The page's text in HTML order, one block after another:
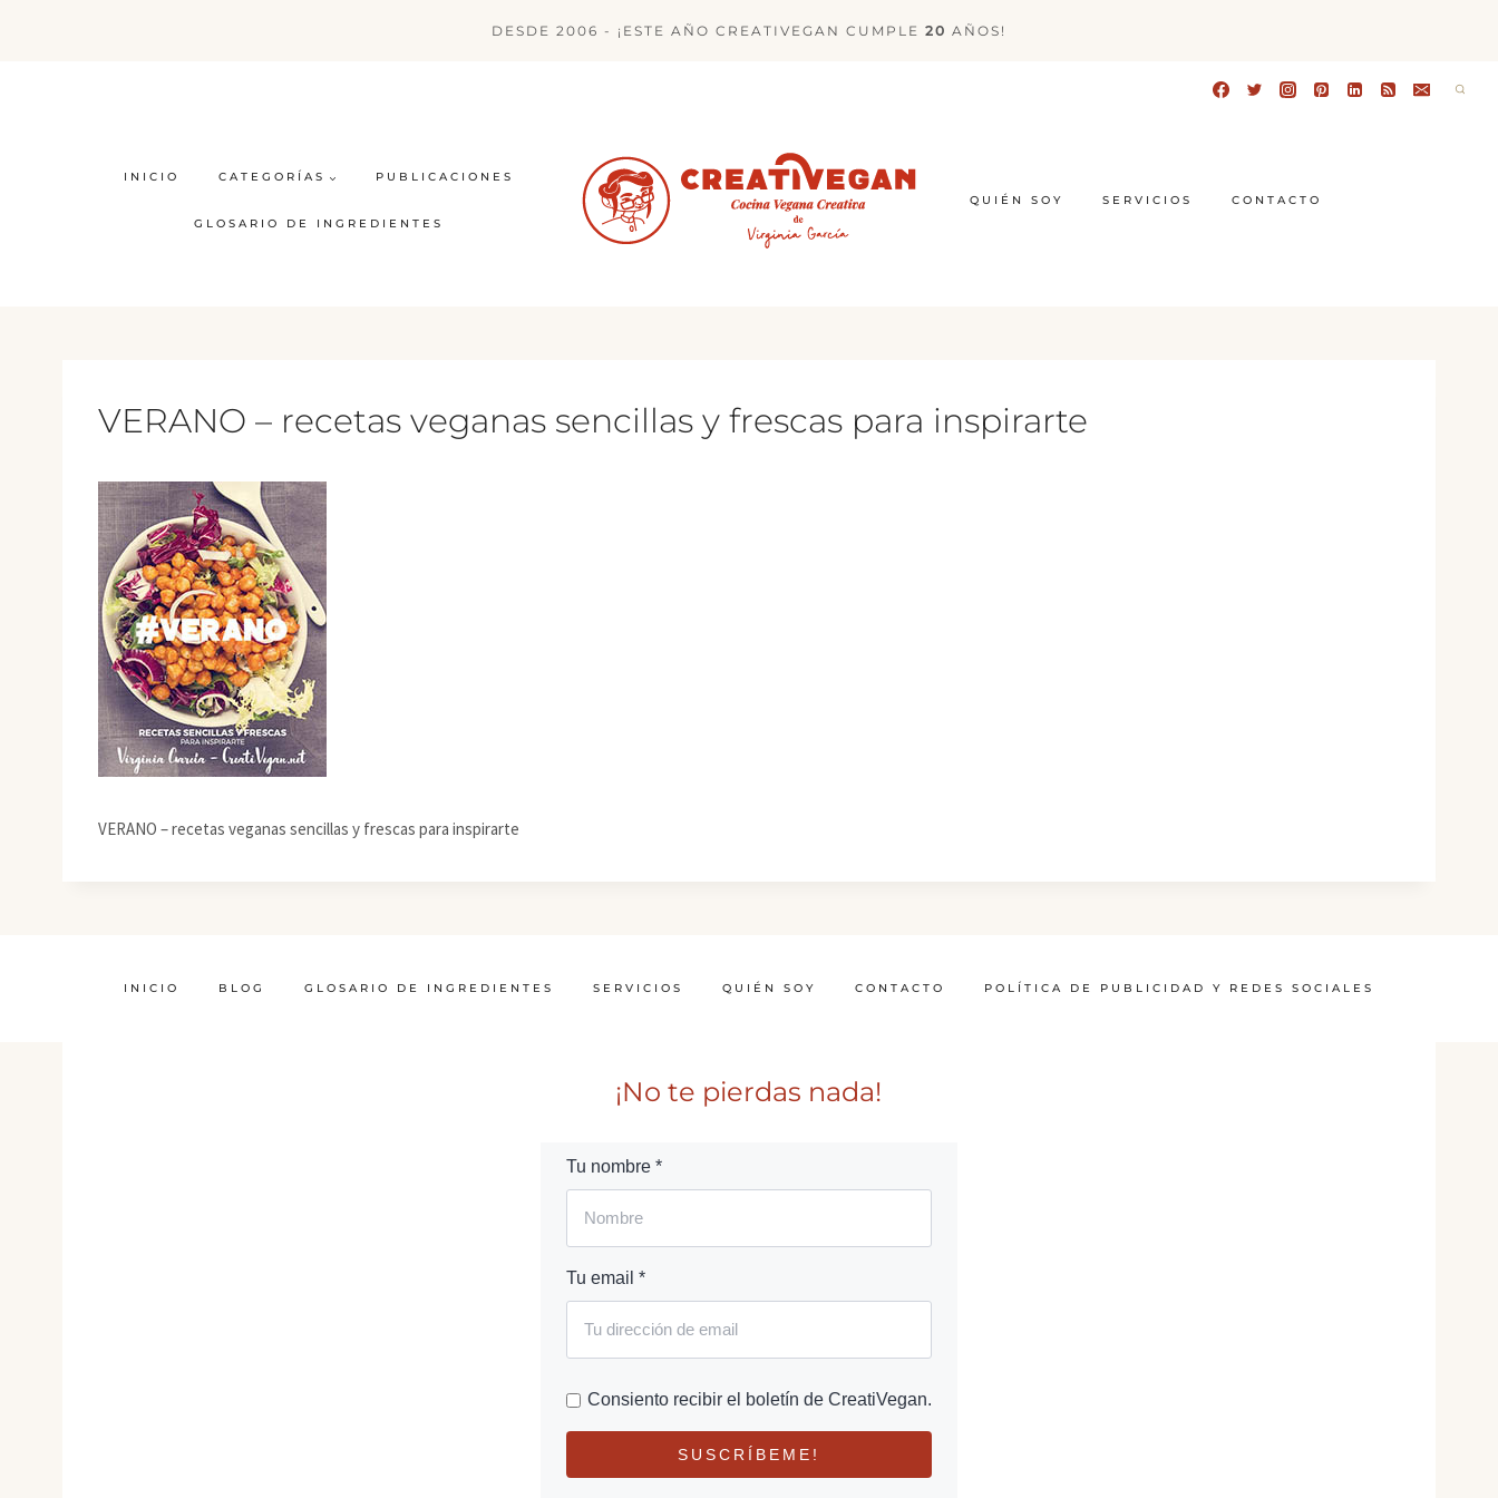
DESDE 2006 - ¡ESTE AÑO CREATIVEGAN CUMPLE 20 AÑOS!
INICIO CATEGORÍAS PUBLICACIONES
GLOSARIO DE INGREDIENTES
QUIÉN SOY SERVICIOS CONTACTO
VERANO – recetas veganas sencillas y frescas para inspirarte
VERANO – recetas veganas sencillas y frescas para inspirarte
INICIO BLOG GLOSARIO DE INGREDIENTES SERVICIOS QUIÉN SOY CONTACTO POLÍTICA DE PUBLICIDAD Y REDES SOCIALES
¡No te pierdas nada!
Tu nombre *
Tu email *
Consiento recibir el boletín de CreatiVegan.
SUSCRÍBEME!